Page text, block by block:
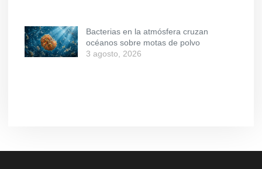
Bacterias en la atmósfera cruzan
océanos sobre motas de polvo
3 agosto, 2026